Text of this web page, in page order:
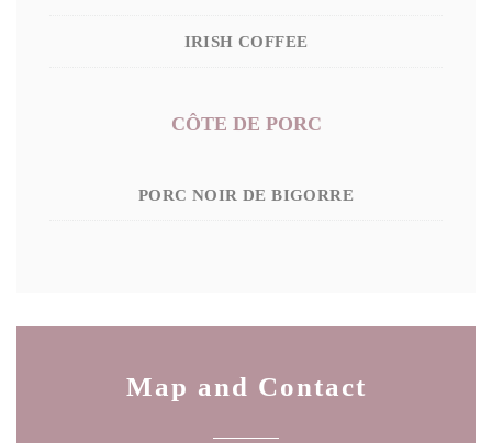
IRISH COFFEE
CÔTE DE PORC
PORC NOIR DE BIGORRE
Map and Contact